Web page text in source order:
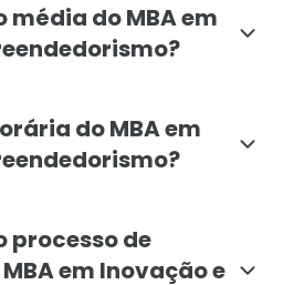
média do MBA em
do MBA em
processo de
em Inovação e